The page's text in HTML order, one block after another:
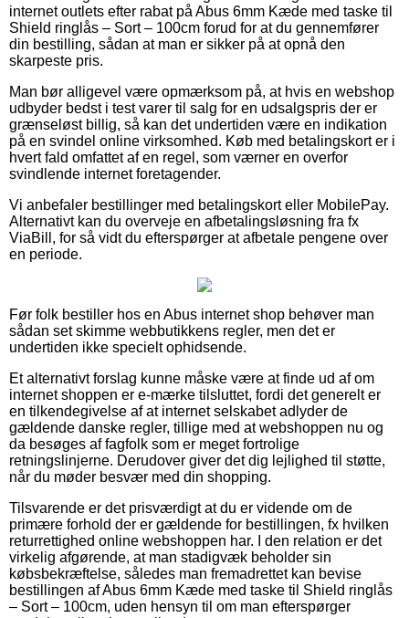
internet outlets efter rabat på Abus 6mm Kæde med taske til
Shield ringlås – Sort – 100cm forud for at du gennemfører
din bestilling, sådan at man er sikker på at opnå den
skarpeste pris.
Man bør alligevel være opmærksom på, at hvis en webshop
udbyder bedst i test varer til salg for en udsalgspris der er
grænseløst billig, så kan det undertiden være en indikation
på en svindel online virksomhed. Køb med betalingskort er i
hvert fald omfattet af en regel, som værner en overfor
svindlende internet foretagender.
Vi anbefaler bestillinger med betalingskort eller MobilePay.
Alternativt kan du overveje en afbetalingsløsning fra fx
ViaBill, for så vidt du efterspørger at afbetale pengene over
en periode.
Før folk bestiller hos en Abus internet shop behøver man
sådan set skimme webbutikkens regler, men det er
undertiden ikke specielt ophidsende.
Et alternativt forslag kunne måske være at finde ud af om
internet shoppen er e-mærke tilsluttet, fordi det generelt er
en tilkendegivelse af at internet selskabet adlyder de
gældende danske regler, tillige med at webshoppen nu og
da besøges af fagfolk som er meget fortrolige
retningslinjerne. Derudover giver det dig lejlighed til støtte,
når du møder besvær med din shopping.
Tilsvarende er det prisværdigt at du er vidende om de
primære forhold der er gældende for bestillingen, fx hvilken
returrettighed online webshoppen har. I den relation er det
virkelig afgørende, at man stadigvæk beholder sin
købsbekræftelse, således man fremadrettet kan bevise
bestillingen af Abus 6mm Kæde med taske til Shield ringlås
– Sort – 100cm, uden hensyn til om man efterspørger